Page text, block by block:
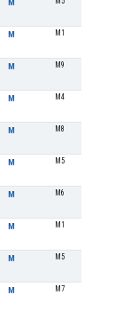
M
M M1
M M9
M M4
M M8
M M5
M M6
M M1
M M5
M M7